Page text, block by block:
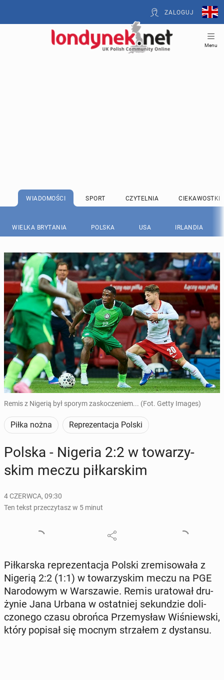
ZALOGUJ
Menu
WIADOMOŚCI SPORT CZYTELNIA CIEKAWOSTKI
WIELKA BRYTANIA POLSKA USA IRLANDIA
Remis z Nigerią był sporym zaskoczeniem... (Fot. Getty Images)
Piłka nożna Reprezentacja Polski
Polska - Nigeria 2:2 w to­wa­rzy­
skim meczu pił­kar­skim
4 CZERWCA, 09:30
Ten tekst przeczytasz w 5 minut
Pił­kar­ska re­pre­zen­ta­cja Polski zre­mi­so­wa­ła z
Nigerią 2:2 (1:1) w to­wa­rzy­skim meczu na PGE
Na­ro­do­wym w War­sza­wie. Remis ura­to­wał dru­
ży­nie Jana Urbana w ostat­niej se­kun­dzie do­li­
czo­ne­go czasu obrońca Prze­my­sław Wi­śniew­ski,
który popisał się mocnym strza­łem z dy­stan­su.